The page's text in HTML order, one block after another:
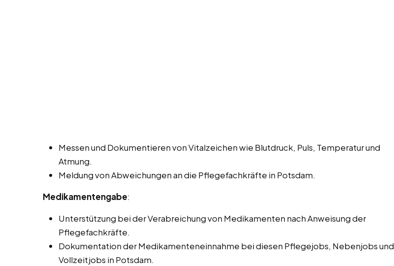
Messen und Dokumentieren von Vitalzeichen wie Blutdruck, Puls, Temperatur und
Atmung.
Meldung von Abweichungen an die Pflegefachkräfte in Potsdam.
Medikamentengabe:
Unterstützung bei der Verabreichung von Medikamenten nach Anweisung der
Pflegefachkräfte.
Dokumentation der Medikamenteneinnahme bei diesen Pflegejobs, Nebenjobs und
Vollzeitjobs in Potsdam.